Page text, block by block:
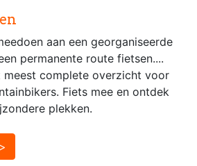
aan een georganiseerde
permanente route fietsen....
complete overzicht voor
Fiets mee en ontdek
plekken.